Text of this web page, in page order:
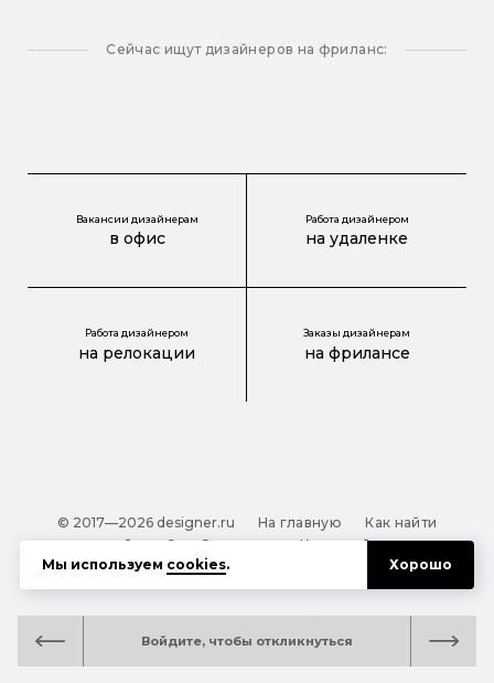
Войдите, чтобы откликнуться
Сейчас ищут дизайнеров на фриланс:
Вакансии дизайнерам
в офис
Работа дизайнером
на удаленке
Работа дизайнером
на релокации
Заказы дизайнерам
на фрилансе
© 2017—2026 designer.ru На главную
Как найти
дизайнера?
О проекте
Карта сайта
Обработка персональных данных
Файлы cookie
Полезная подсказка:
Как выбрать дизайнера:
руководство для тех, кто заказывает дизайн
Мы используем cookies. Хорошо